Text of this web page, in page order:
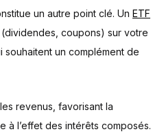
un autre point clé. Un ETF
coupons) sur votre
un complément de
revenus, favorisant la
à l’effet des intérêts composés.